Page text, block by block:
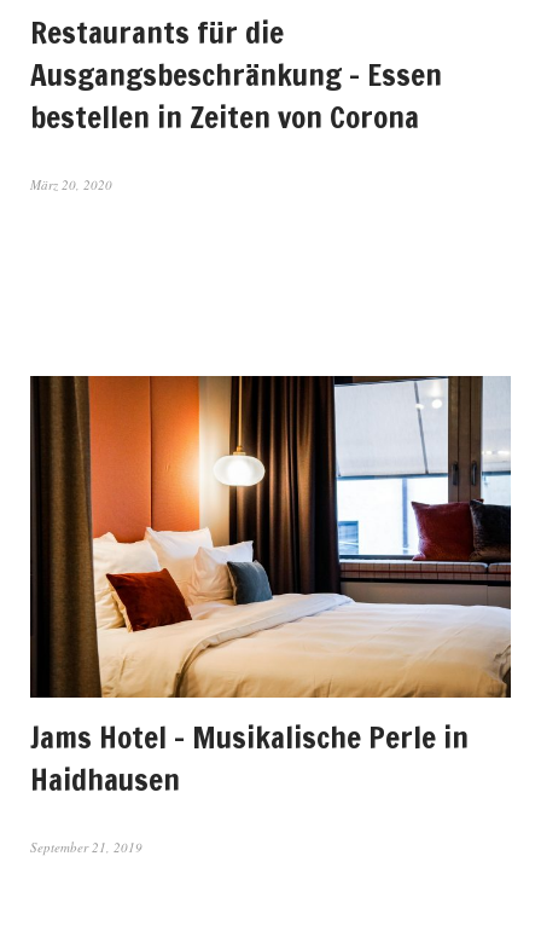
Restaurants für die
Ausgangsbeschränkung – Essen
bestellen in Zeiten von Corona
März 20, 2020
Jams Hotel – Musikalische Perle in
Haidhausen
September 21, 2019